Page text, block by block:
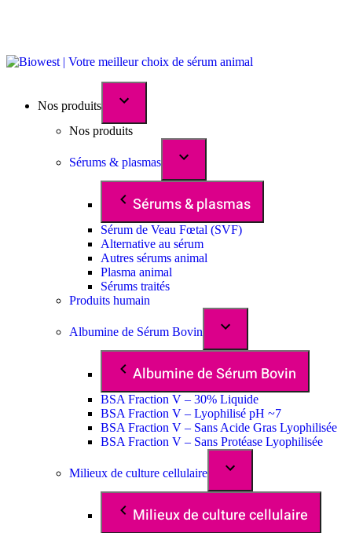
Nos produits
Nos produits
Sérums & plasmas
Sérums & plasmas
Sérum de Veau Fœtal (SVF)
Alternative au sérum
Autres sérums animal
Plasma animal
Sérums traités
Produits humain
Albumine de Sérum Bovin
Albumine de Sérum Bovin
BSA Fraction V – 30% Liquide
BSA Fraction V – Lyophilisé pH ~7
BSA Fraction V – Sans Acide Gras Lyophilisée
BSA Fraction V – Sans Protéase Lyophilisée
Milieux de culture cellulaire
Milieux de culture cellulaire